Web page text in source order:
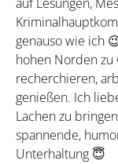
genauso wie ich
hohen Norden zu
recherchieren,
genießen. Ich
Lachen zu
spannende,
Unterhaltung 😇